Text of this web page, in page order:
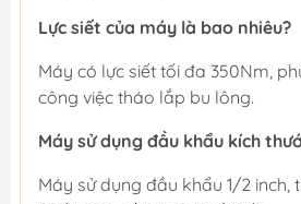
Lực siết của máy là bao nhiêu?
Máy có lực siết tối đa 350Nm,
công việc tháo lắp bu lông.
Máy sử dụng đầu khẩu kích
Máy sử dụng đầu khẩu 1/2 inch,